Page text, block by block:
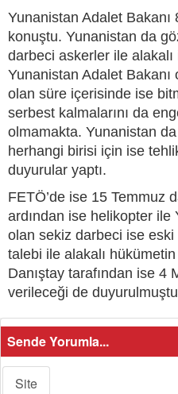
Yunanistan Adalet Bakanı
konuştu. Yunanistan da
darbeci askerler ile
Yunanistan Adalet Bakanı
olan süre içerisinde ise
serbest kalmalarını da
olmamakta. Yunanistan
herhangi birisi için ise
duyurular yaptı.
FETÖ’de ise 15 Temmuz
ardından ise helikopter ile
olan sekiz darbeci ise
talebi ile alakalı
Danıştay tarafından ise 4
verileceği de
Sende Yorumla...
Site